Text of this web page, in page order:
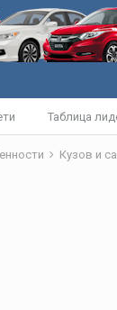
Таблица
Кузов и